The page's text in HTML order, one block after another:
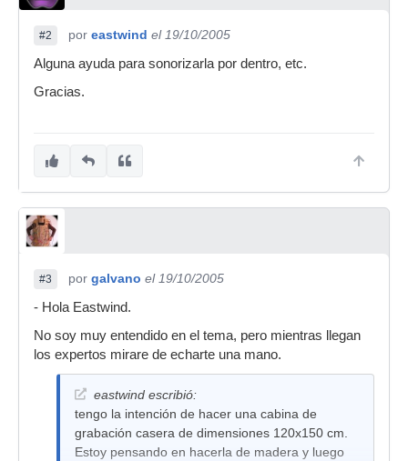
#2 por eastwind el 19/10/2005
Alguna ayuda para sonorizarla por dentro, etc.
Gracias.
#3 por galvano el 19/10/2005
- Hola Eastwind.
No soy muy entendido en el tema, pero mientras llegan
los expertos mirare de echarte una mano.
eastwind escribió:
tengo la intención de hacer una cabina de
grabación casera de dimensiones 120x150 cm.
Estoy pensando en hacerla de madera y luego